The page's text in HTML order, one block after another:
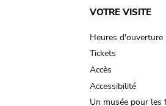
Main
VOTRE VISITE
Heures d'ouverture
Tickets
Accès
Accessibilité
Un musée pour les